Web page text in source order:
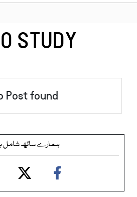
STUDY
Post found
ہمارے ساتھ شامل